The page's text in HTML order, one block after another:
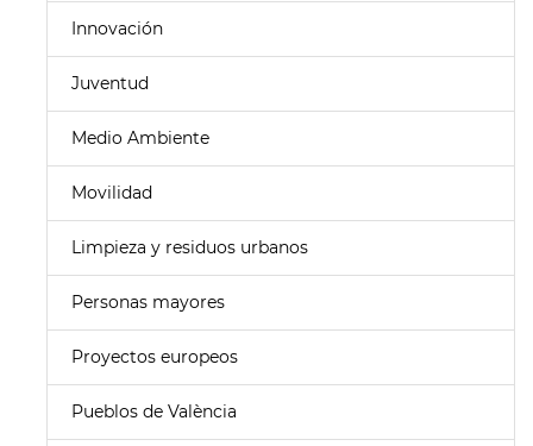
Innovación
Juventud
Medio Ambiente
Movilidad
Limpieza y residuos urbanos
Personas mayores
Proyectos europeos
Pueblos de València